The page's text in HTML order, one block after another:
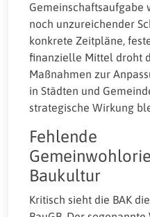
Gemeinschaftsaufgabe
noch unzureichender
konkrete Zeitpläne,
finanzielle Mittel droht
Maßnahmen zur
in Städten und
strategische Wirkung
Fehlende
Baukultur
Kritisch sieht die BAK